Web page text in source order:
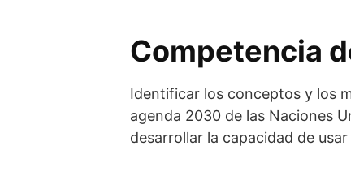
Competencia
Identificar los conceptos y los
agenda 2030 de las Naciones
desarrollar la capacidad de